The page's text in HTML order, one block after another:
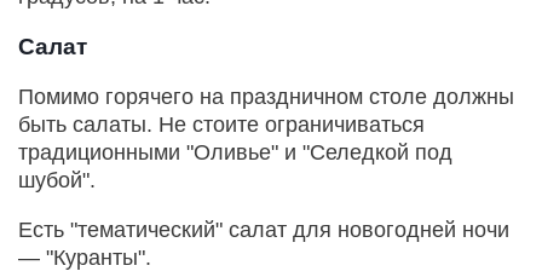
Салат
Помимо горячего на праздничном столе должны
быть салаты. Не стоите ограничиваться
традиционными "Оливье" и "Селедкой под
шубой".
Есть "тематический" салат для новогодней ночи
— "Куранты".